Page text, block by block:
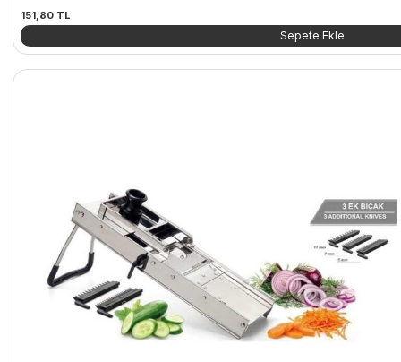
151,80 TL
Sepete Ekle